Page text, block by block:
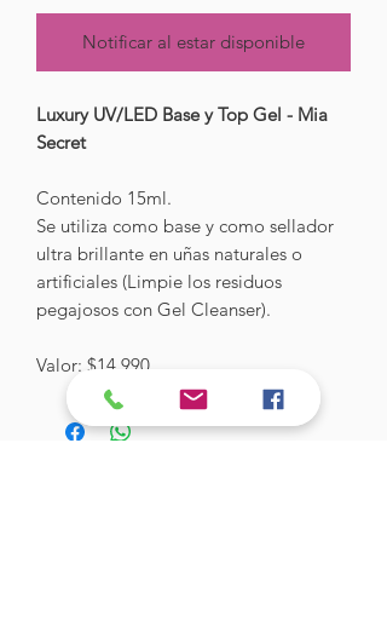
Notificar al estar disponible
Luxury UV/LED Base y Top Gel - Mia
Secret
Contenido 15ml.
Se utiliza como base y como sellador
ultra brillante en uñas naturales o
artificiales (Limpie los residuos
pegajosos con Gel Cleanser).
Valor: $14.990